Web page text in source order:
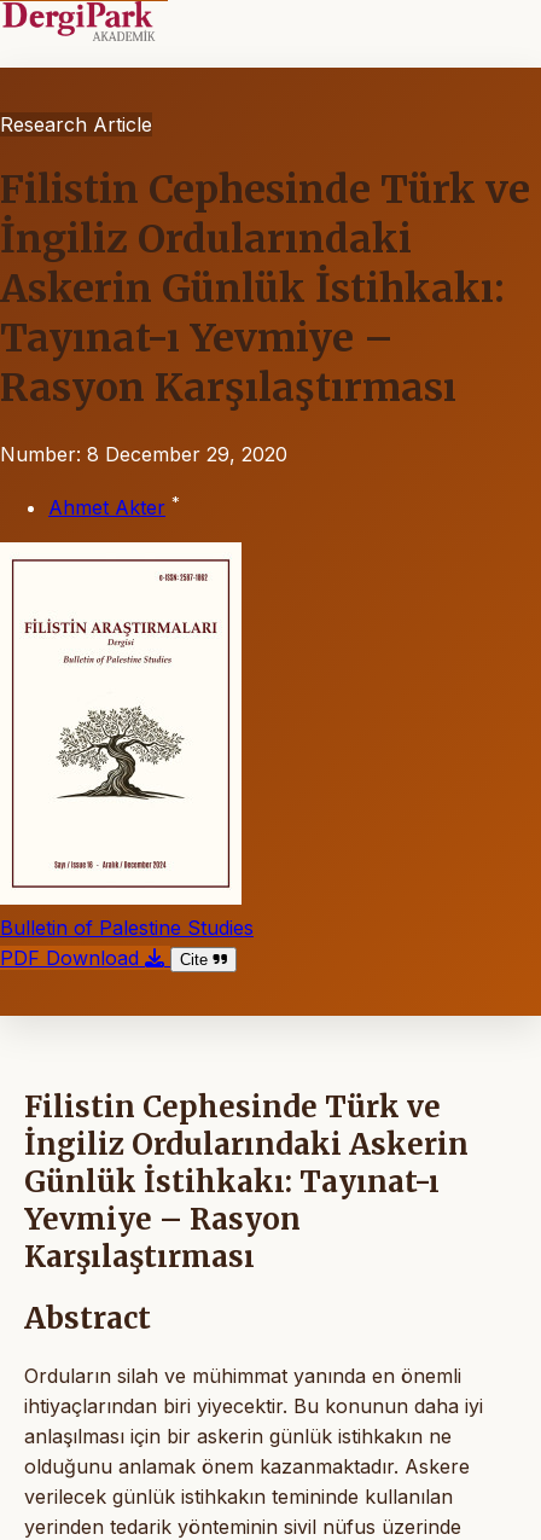
Research Article
Filistin Cephesinde Türk ve
İngiliz Ordularındaki
Askerin Günlük İstihkakı:
Tayınat-ı Yevmiye –
Rasyon Karşılaştırması
Number: 8 December 29, 2020
Ahmet Akter *
Bulletin of Palestine Studies
PDF Download
Cite
Filistin Cephesinde Türk ve
İngiliz Ordularındaki Askerin
Günlük İstihkakı: Tayınat-ı
Yevmiye – Rasyon
Karşılaştırması
Abstract
Orduların silah ve mühimmat yanında en önemli
ihtiyaçlarından biri yiyecektir. Bu konunun daha iyi
anlaşılması için bir askerin günlük istihkakın ne
olduğunu anlamak önem kazanmaktadır. Askere
verilecek günlük istihkakın temininde kullanılan
yerinden tedarik yönteminin sivil nüfus üzerinde